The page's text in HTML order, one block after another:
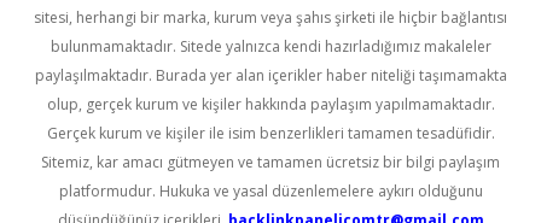
sitesi, herhangi bir marka, kurum veya şahıs şirketi ile hiçbir bağlantısı
bulunmamaktadır. Sitede yalnızca kendi hazırladığımız makaleler
paylaşılmaktadır. Burada yer alan içerikler haber niteliği taşımamakta
olup, gerçek kurum ve kişiler hakkında paylaşım yapılmamaktadır.
Gerçek kurum ve kişiler ile isim benzerlikleri tamamen tesadüfidir.
Sitemiz, kar amacı gütmeyen ve tamamen ücretsiz bir bilgi paylaşım
platformudur. Hukuka ve yasal düzenlemelere aykırı olduğunu